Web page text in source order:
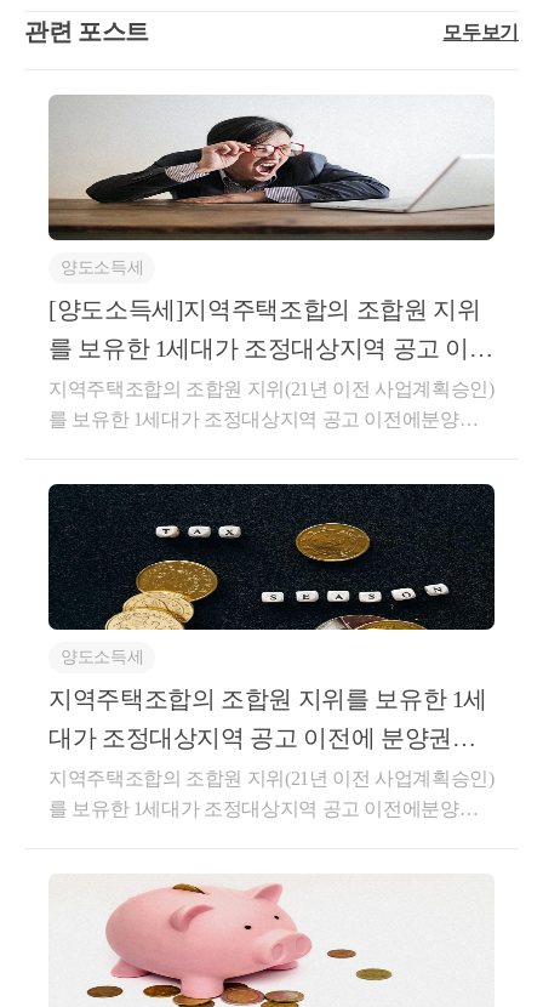
관련 포스트 모두보기
양도소득세
[양도소득세]지역주택조합의 조합원 지위
를 보유한 1세대가 조정대상지역 공고 이전
에 분양권을 취득한 경우
지역주택조합의 조합원 지위(21년 이전 사업계획승인)
를 보유한 1세대가 조정대상지역 공고 이전에분양권
면-2023-부동산-1411 [부동산납세과-1910]등록일자 : 2
023.11.03.생산일자 : 2023.08.01.요 지지역주택조합의
조합원 지위(21년 이전 사업계획 승인)를 보유한 1세대
가 조정대상지역 공고 이전에 취득한 분양권이 주택으
로 완공되어 양도시 거주요건 적용하지 않음회 신귀
서면질의의 경우,「주택법」제2조제11호가목에 따른
지역주택조합의 조합원의 지위를 보유한 세대가 조정
대상지역 지정 이전에 분양권 매매계약을 체결하고 계
우에는 그 분양권이 완공되어 해당주택 양도시 1세대
1주택 비과세 거주요건을 적용하지 아니하는 것입니
다.상세내용1. 사실관계-’15. 5월B지역주택조합 조합
9. 1월A분양권 당첨-’19. 2월A분양권 계약금 완납-’20.1
2.18.A주택 소재지 조정대상지역으로 지정-’21. 2월B
주택 완공-’21. 9월A주택 완공2. 질의내용-지역주택조
합원 지위(21년 이전 사업계획 승인)를 보유한 1세대가
조정대상지역 공고 이전에 매매계약을 체결하고 계약
양도소득세
지역주택조합의 조합원 지위를 보유한 1세
대가 조정대상지역 공고 이전에 분양권을
취득한 경우 거주요건
지역주택조합의 조합원 지위(21년 이전 사업계획승인)
를 보유한 1세대가 조정대상지역 공고 이전에분양권
지역주택조합원의 계약금을 납부한 경우, 분양권으로
보아 주택수에 포함되는지 여부에 대해서 포스팅한 글
이니 참고하시면 됩니다.지역주택조합원의 계약금을
납부한 경우, 분양권으로 보아 주택수에 포함되는지
여부지역주택조합원의 계약금을 납부한 경우, 분양권